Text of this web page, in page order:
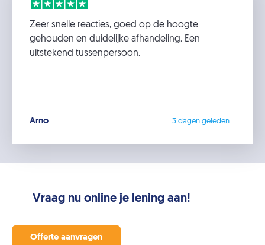
Zeer snelle reacties, goed op de hoogte
gehouden en duidelijke afhandeling. Een
uitstekend tussenpersoon.
Arno 3 dagen geleden
Vraag nu online je lening aan!
Offerte aanvragen